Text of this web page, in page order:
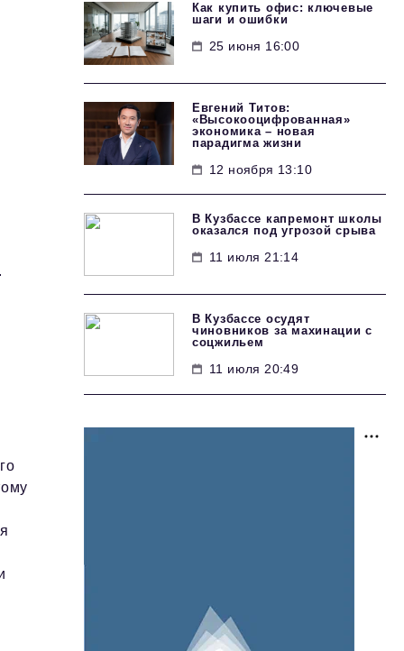
Как купить офис: ключевые
шаги и ошибки
25 июня 16:00
Евгений Титов:
«Высокооцифрованная»
экономика – новая
парадигма жизни
12 ноября 13:10
В Кузбассе капремонт школы
оказался под угрозой срыва
11 июля 21:14
В Кузбассе осудят
чиновников за махинации с
соцжильем
11 июля 20:49